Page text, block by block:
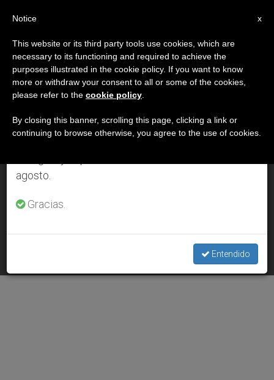
DÍA
Noviembre 27th, 2007
ÚLTIMAS NOTICIAS
Caluroso abrazo de la comunidad eclesial a los veintitrés
NOV 27, 2007 00:00
×
Aviso importante
Del 27 de julio al 7 de agosto haremos la pausa
anual, aprovechando que en el periodo de verano
se generan menos informaciones y también el
agosto.
Gracias.
Entendido
x
Notice
This website or its third party tools use cookies, which are
necessary to its functioning and required to achieve the
purposes illustrated in the cookie policy. If you want to know
more or withdraw your consent to all or some of the cookies,
please refer to the cookie policy
By closing this banner, scrolling this page, clicking a link or
continuing to browse otherwise, you agree to the use of cookies.